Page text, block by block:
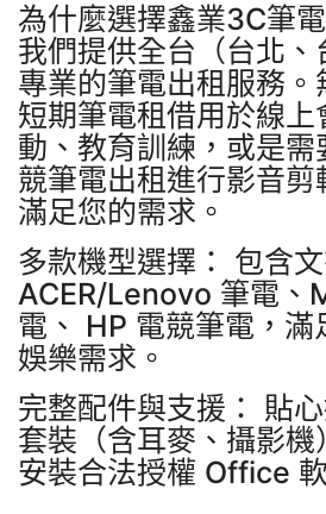
為什麼選擇鑫業3C筆
我們提供全台（台北、
專業的筆電出租服務。
短期筆電租借用於線上
動、教育訓練，或是需
競筆電出租進行影音
滿足您的需求。
多款機型選擇： 包含
ACER/Lenovo 筆電、
電、 HP 電競筆電，滿
娛樂需求。
完整配件與支援： 貼
套裝（含耳麥、攝影機
安裝合法授權 Office